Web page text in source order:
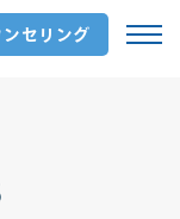
セリング